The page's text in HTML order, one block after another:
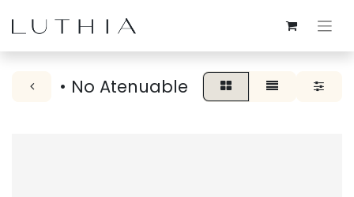
• No Atenuable